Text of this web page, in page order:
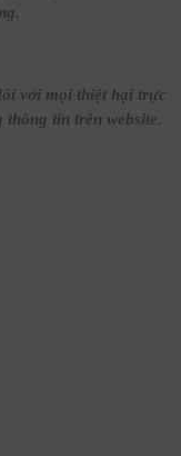
với mọi thiệt hại trực
tin trên website.